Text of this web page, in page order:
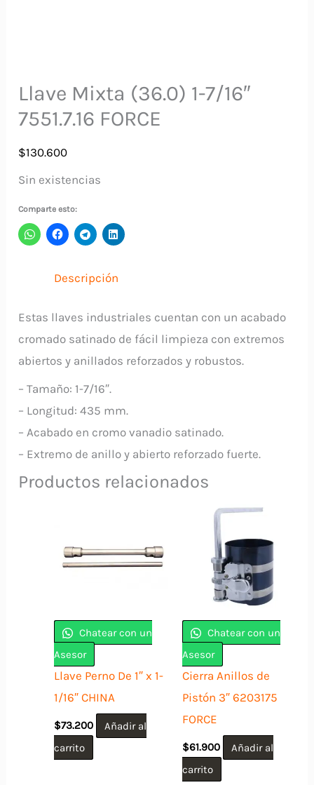
Llave Mixta (36.0) 1-7/16″
7551.7.16 FORCE
$130.600
Sin existencias
Comparte esto:
Descripción
Estas llaves industriales cuentan con un acabado
cromado satinado de fácil limpieza con extremos
abiertos y anillados reforzados y robustos.
– Tamaño: 1-7/16″.
– Longitud: 435 mm.
– Acabado en cromo vanadio satinado.
– Extremo de anillo y abierto reforzado fuerte.
Productos relacionados
Chatear con un
Asesor
Llave Perno De 1″ x 1-
1/16″ CHINA
$73.200
Añadir al
carrito
Chatear con un
Asesor
Cierra Anillos de
Pistón 3″ 6203175
FORCE
$61.900
Añadir al
carrito